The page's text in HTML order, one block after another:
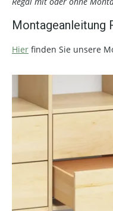
Montageanleitung
Hier finden Sie unsere